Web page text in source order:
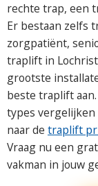
rechte trap, een
Er bestaan zelfs
zorgpatiënt,
traplift in
grootste
beste traplift
types vergelijken
naar de traplift
Vraag nu een
vakman in jouw